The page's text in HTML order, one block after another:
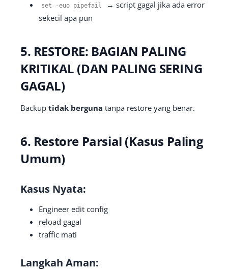
set -euo pipefail
→ script gagal jika ada error
sekecil apa pun
5. RESTORE: BAGIAN PALING
KRITIKAL (DAN PALING SERING
GAGAL)
Backup tidak berguna tanpa restore yang benar.
6. Restore Parsial (Kasus Paling
Umum)
Kasus Nyata:
Engineer edit config
reload gagal
traffic mati
Langkah Aman: